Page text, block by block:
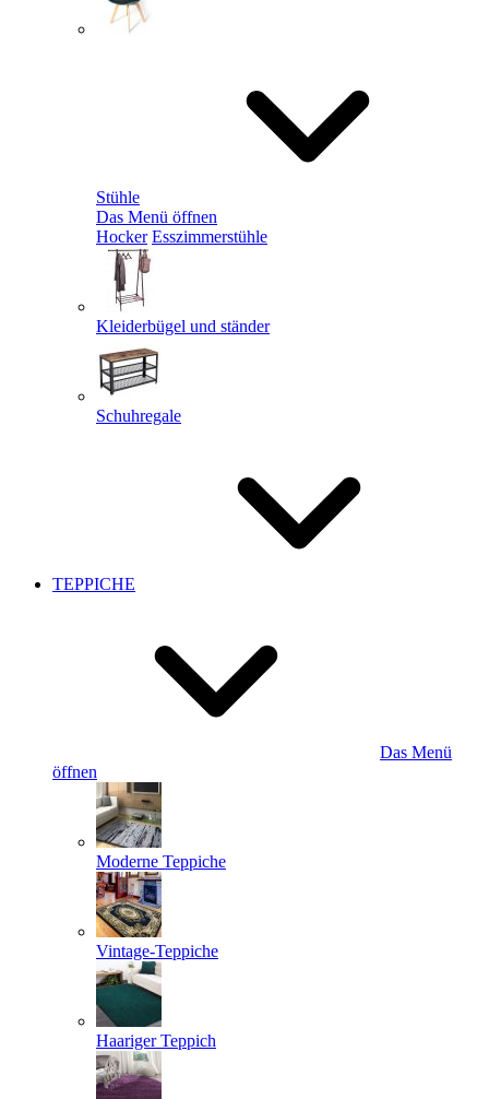
Stühle
Das Menü öffnen
Hocker Esszimmerstühle
Kleiderbügel und ständer
Schuhregale
TEPPICHE
Das Menü
öffnen
Moderne Teppiche
Vintage-Teppiche
Haariger Teppich